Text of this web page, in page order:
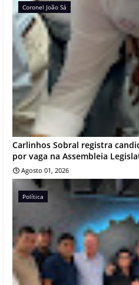
Coronel João Sá
Carlinhos Sobral registra
por vaga na Assembleia
Agosto 01, 2026
Política